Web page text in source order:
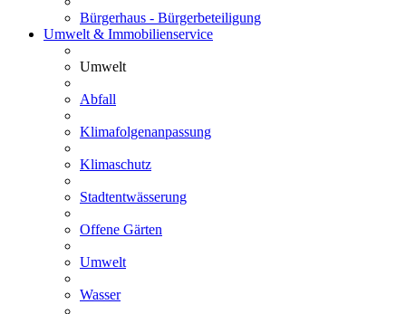
Bürgerhaus - Bürgerbeteiligung
Umwelt & Immobilienservice
Umwelt
Abfall
Klimafolgenanpassung
Klimaschutz
Stadtentwässerung
Offene Gärten
Umwelt
Wasser